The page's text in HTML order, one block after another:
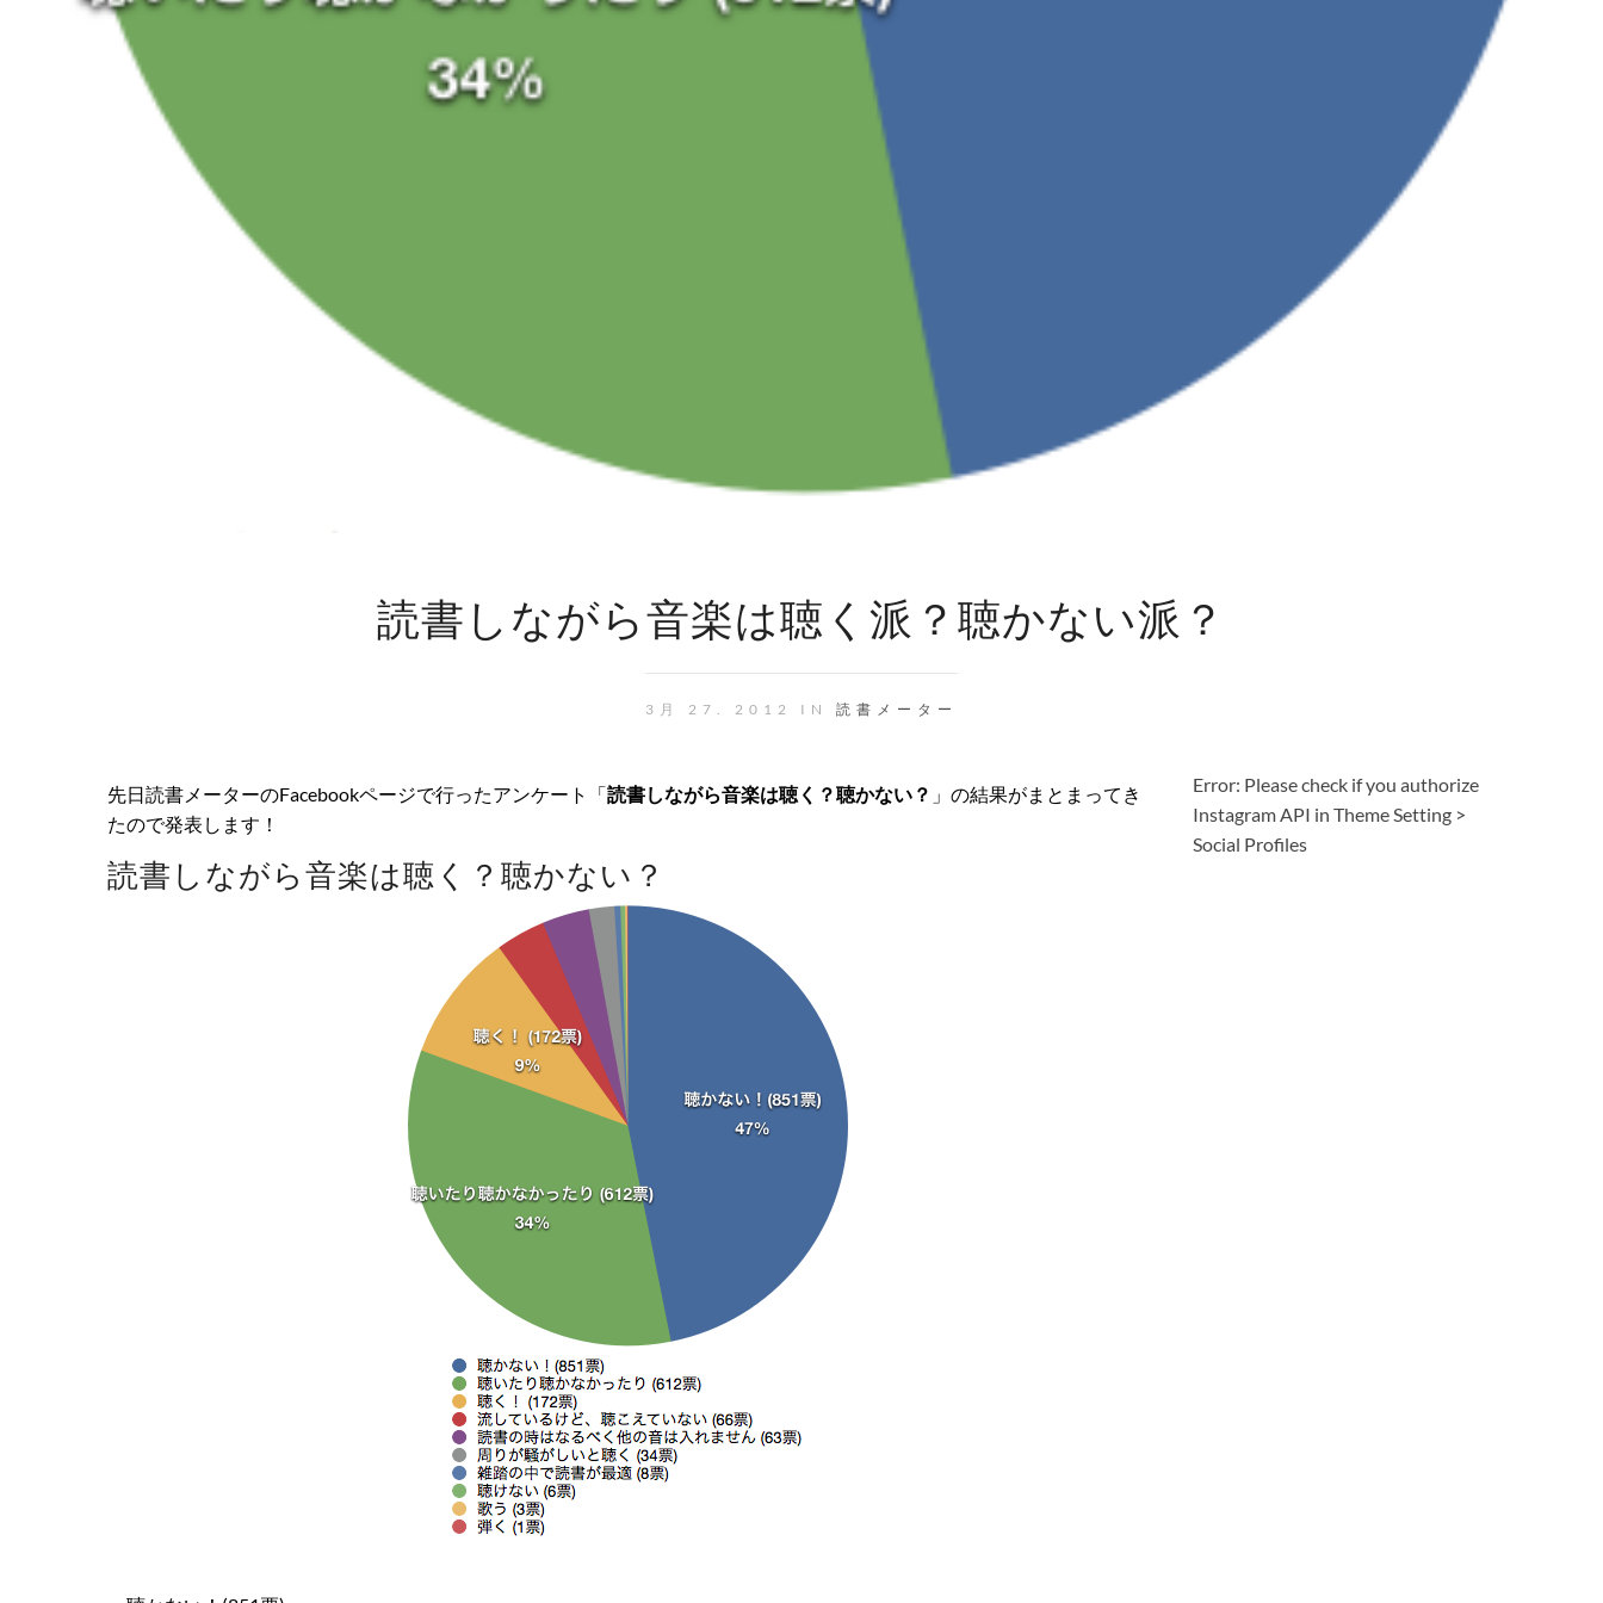
読書しながら音楽は聴く派？聴かない派？
3月 27. 2012 IN 読書メーター
先日読書メーターのFacebookページで行ったアンケート「読書しながら音楽は聴く？聴かない？ 」の結果がまとまってき
たので発表します！
読書しながら音楽は聴く？聴かない？
Error: Please check if you authorize
Instagram API in Theme Setting >
Social Profiles